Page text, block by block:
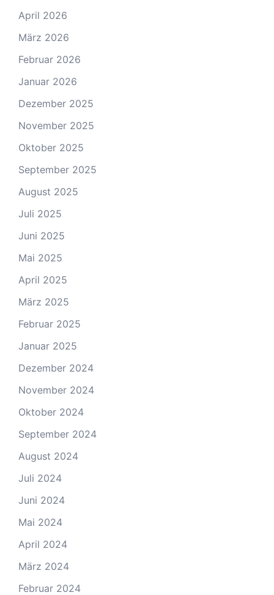
April 2026
März 2026
Februar 2026
Januar 2026
Dezember 2025
November 2025
Oktober 2025
September 2025
August 2025
Juli 2025
Juni 2025
Mai 2025
April 2025
März 2025
Februar 2025
Januar 2025
Dezember 2024
November 2024
Oktober 2024
September 2024
August 2024
Juli 2024
Juni 2024
Mai 2024
April 2024
März 2024
Februar 2024